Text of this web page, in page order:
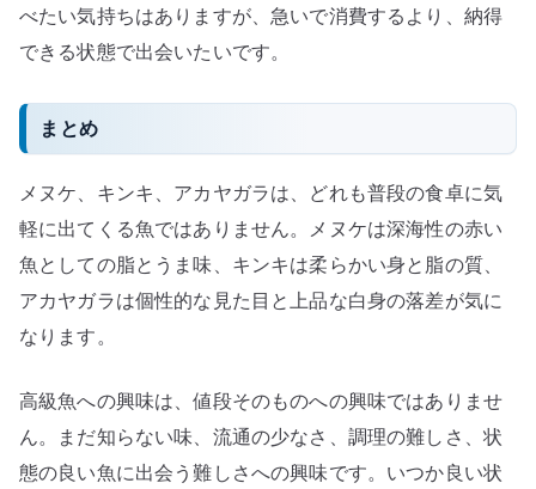
べたい気持ちはありますが、急いで消費するより、納得
できる状態で出会いたいです。
まとめ
メヌケ、キンキ、アカヤガラは、どれも普段の食卓に気
軽に出てくる魚ではありません。メヌケは深海性の赤い
魚としての脂とうま味、キンキは柔らかい身と脂の質、
アカヤガラは個性的な見た目と上品な白身の落差が気に
なります。
高級魚への興味は、値段そのものへの興味ではありませ
ん。まだ知らない味、流通の少なさ、調理の難しさ、状
態の良い魚に出会う難しさへの興味です。いつか良い状